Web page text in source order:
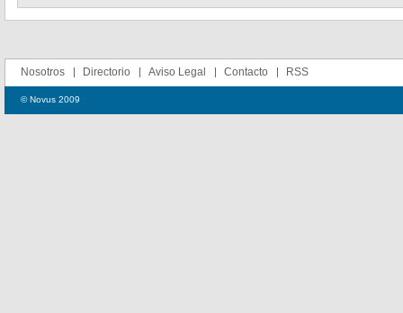
Nosotros Directorio Aviso Legal Contacto RSS
© Novus 2009